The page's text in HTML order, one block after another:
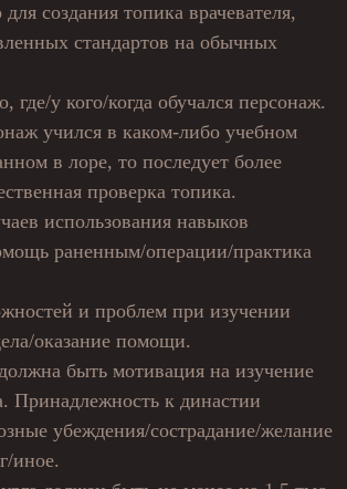
создания топика врачевателя,
стандартов на обычных
где/у кого/когда обучался персонаж.
учился в каком-либо учебном
в лоре, то последует более
проверка топика.
использования навыков
раненным/операции/практика
и проблем при изучении
оказание помощи.
быть мотивация на изучение
Принадлежность к династии
убеждения/сострадание/желание
иное.